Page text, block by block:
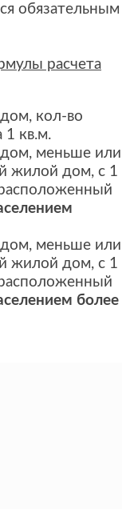
обязательным
расчета
кол-во
1 кв.м.
меньше или
жилой дом, с 1
меньше или
жилой дом, с 1
более